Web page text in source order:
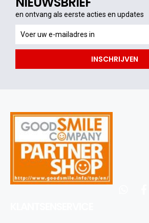
en ontvang als eerste acties en updates
ontvang
als
acties
INSCHRIJVEN